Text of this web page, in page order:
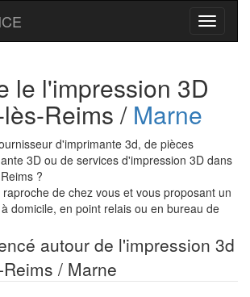
Toggle
le l'impression 3D
Reims / Marne
d'imprimante 3d, de pièces
3D ou de services d'impression 3D dans
?
raproche de chez vous et vous proposant un
domicile, en point relais ou en bureau de
autour de l'impression 3d
/ Marne